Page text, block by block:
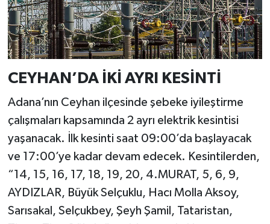
CEYHAN’DA İKİ AYRI KESİNTİ
Adana’nın Ceyhan ilçesinde şebeke iyileştirme
çalışmaları kapsamında 2 ayrı elektrik kesintisi
yaşanacak. İlk kesinti saat 09:00’da başlayacak
ve 17:00’ye kadar devam edecek. Kesintilerden,
“14, 15, 16, 17, 18, 19, 20, 4.MURAT, 5, 6, 9,
AYDIZLAR, Büyük Selçuklu, Hacı Molla Aksoy,
Sarısakal, Selçukbey, Şeyh Şamil, Tataristan,